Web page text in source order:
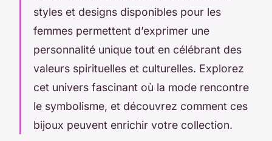
styles et designs disponibles pour les
femmes permettent d’exprimer une
personnalité unique tout en célébrant des
valeurs spirituelles et culturelles. Explorez
cet univers fascinant où la mode rencontre
le symbolisme, et découvrez comment ces
bijoux peuvent enrichir votre collection.